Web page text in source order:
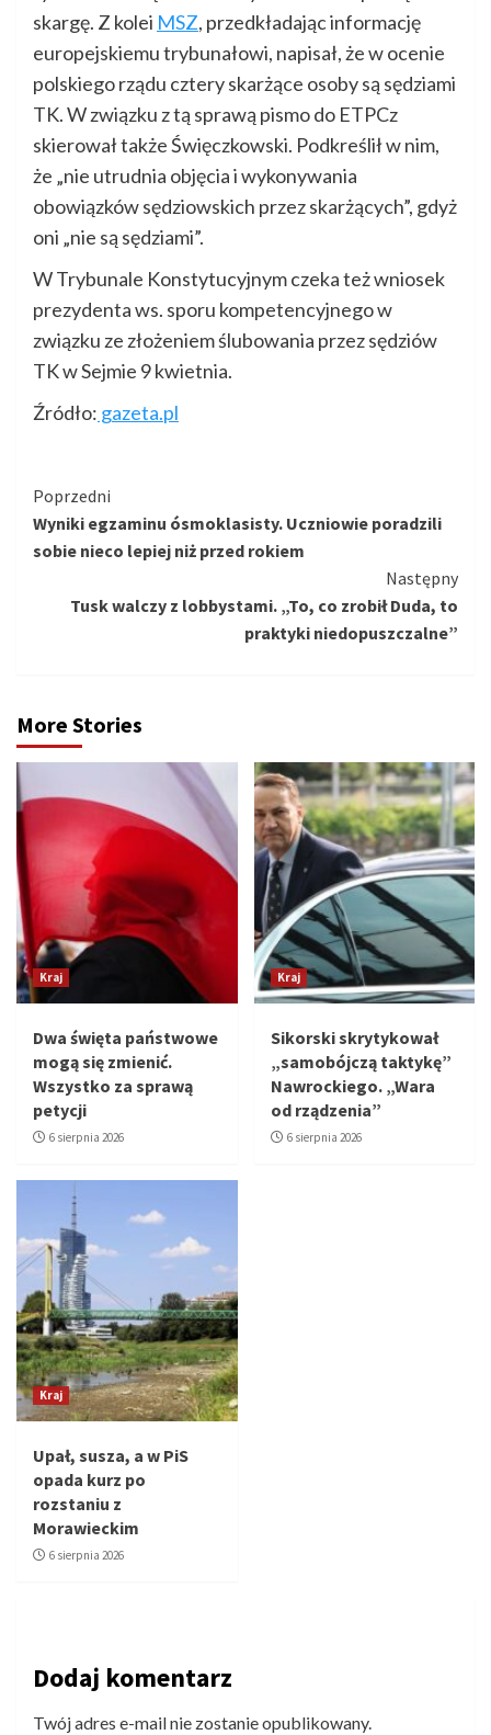
skargę. Z kolei MSZ, przedkładając informację
europejskiemu trybunałowi, napisał, że w ocenie
polskiego rządu cztery skarżące osoby są sędziami
TK. W związku z tą sprawą pismo do ETPCz
skierował także Święczkowski. Podkreślił w nim,
że „nie utrudnia objęcia i wykonywania
obowiązków sędziowskich przez skarżących”, gdyż
oni „nie są sędziami”.
W Trybunale Konstytucyjnym czeka też wniosek
prezydenta ws. sporu kompetencyjnego w
związku ze złożeniem ślubowania przez sędziów
TK w Sejmie 9 kwietnia.
Źródło: gazeta.pl
Kontynuuj
czytanie
Poprzedni
Wyniki egzaminu ósmoklasisty. Uczniowie poradzili
sobie nieco lepiej niż przed rokiem
Następny
Tusk walczy z lobbystami. „To, co zrobił Duda, to
praktyki niedopuszczalne”
More Stories
Kraj
Dwa święta państwowe
mogą się zmienić.
Wszystko za sprawą
petycji
6 sierpnia 2026
Kraj
Sikorski skrytykował
„samobójczą taktykę”
Nawrockiego. „Wara
od rządzenia”
6 sierpnia 2026
Kraj
Upał, susza, a w PiS
opada kurz po
rozstaniu z
Morawieckim
6 sierpnia 2026
Dodaj komentarz
Twój adres e-mail nie zostanie opublikowany.